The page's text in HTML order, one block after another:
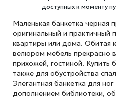
доступных к моменту
Маленькая банкетка черная
оригинальный и практичный
квартиры или дома. Обитая
велюром мебель прекрасно
прихожей, гостиной. Купить
также для обустройства
Элегантная банкетка для
дополнением библиотеки,